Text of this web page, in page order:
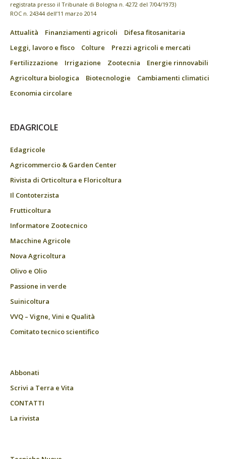
registrata presso il Tribunale di Bologna n. 4272 del 7/04/1973)
ROC n. 24344 dell’11 marzo 2014
Attualità Finanziamenti agricoli
Difesa fitosanitaria
Leggi, lavoro e fisco
Colture
Prezzi agricoli e mercati
Fertilizzazione
Irrigazione Zootecnia
Energie rinnovabili
Agricoltura biologica
Biotecnologie
Cambiamenti climatici
Economia circolare
EDAGRICOLE
Edagricole
Agricommercio & Garden Center
Rivista di Orticoltura e Floricoltura
Il Contoterzista
Frutticoltura
Informatore Zootecnico
Macchine Agricole
Nova Agricoltura
Olivo e Olio
Passione in verde
Suinicoltura
VVQ – Vigne, Vini e Qualità
Comitato tecnico scientifico
Abbonati
Scrivi a Terra e Vita
CONTATTI
La rivista